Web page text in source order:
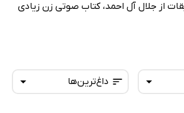
از جلال آل احمد، کتاب صوتی زن زیادی
داغ‌ترین‌ها